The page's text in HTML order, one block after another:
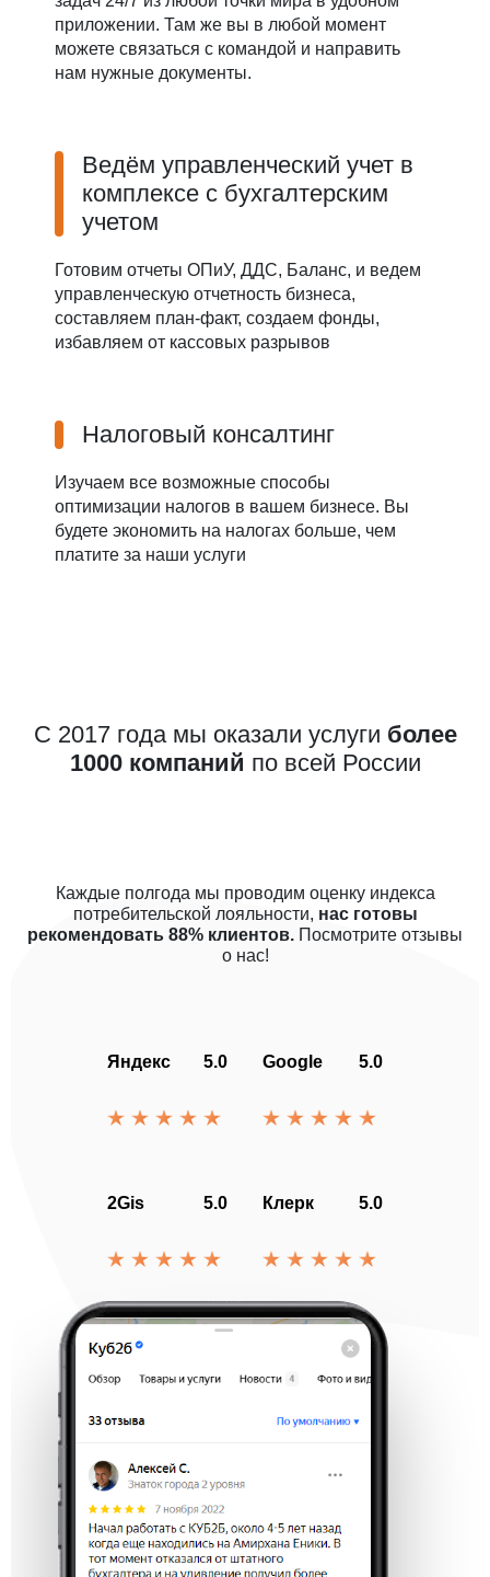
приложении. Там же вы в любой момент
можете связаться с командой и направить
нам нужные документы.
Ведём управленческий учет в
комплексе с бухгалтерским
учетом
Готовим отчеты ОПиУ, ДДС, Баланс, и ведем
управленческую отчетность бизнеса,
составляем план-факт, создаем фонды,
избавляем от кассовых разрывов
Налоговый консалтинг
Изучаем все возможные способы
оптимизации налогов в вашем бизнесе. Вы
будете экономить на налогах больше, чем
платите за наши услуги
С 2017 года мы оказали услуги более
1000 компаний по всей России
Каждые полгода мы проводим оценку индекса
потребительской лояльности, нас готовы
рекомендовать 88% клиентов. Посмотрите отзывы
о нас!
Яндекс 5.0 Google 5.0
2Gis 5.0 Клерк 5.0